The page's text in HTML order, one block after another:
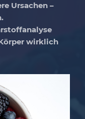
Ursachen –
wirklich